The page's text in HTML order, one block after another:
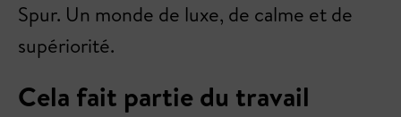
Spur. Un monde de luxe, de calme et de
supériorité.
Cela fait partie du travail